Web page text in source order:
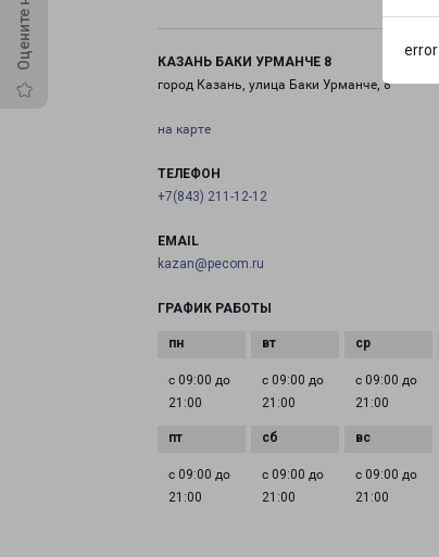
error
КАЗАНЬ БАКИ УРМАНЧЕ 8
город Казань, улица Баки Урманче, 8
на карте
ТЕЛЕФОН
+7(843) 211-12-12
EMAIL
kazan@pecom.ru
ГРАФИК РАБОТЫ
с 09:00 до
21:00
с 09:00 до
21:00
с 09:00 до
21:00
с 09:00 до
21:00
с 09:00 до
21:00
с 09:00 до
21:00